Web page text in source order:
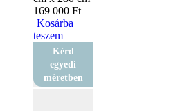
169 000 Ft
Kosárba
teszem
Kérd
egyedi
méretben